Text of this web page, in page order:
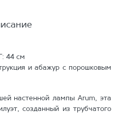
44 см
и абажур с порошковым
настенной лампы Arum, эта
созданный из трубчатого